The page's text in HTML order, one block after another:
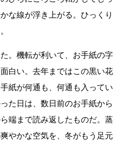
な線が浮き上がる。ひっくり
。機転が利いて、お手紙の字
白い。去年まではこの黒い花
紙が何通も、何通も入ってい
た日は、数日前のお手紙から
端まで読み返したものだ。蒸
やかな空気を、冬がもう足元